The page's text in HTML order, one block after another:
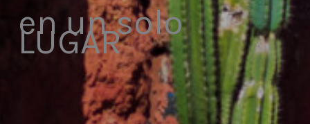
en un solo
LUGAR